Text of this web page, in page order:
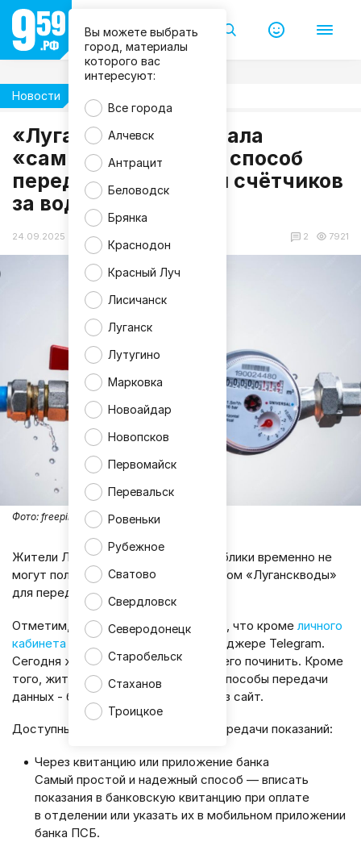
Вы можете выбрать
город, материалы
которого вас
интересуют:
Все города
Алчевск
Антрацит
Беловодск
Брянка
Краснодон
Красный Луч
Лисичанск
Луганск
Лутугино
Марковка
Новоайдар
Новопсков
Первомайск
Перевальск
Ровеньки
Рубежное
Сватово
Свердловск
Северодонецк
Старобельск
Стаханов
Троицкое
Новости
«Лугансквода» назвала
«самый надёжный» способ
передачи показаний счётчиков
за воду
24.09.2025 13:05 2 7921
Фото: freepik
Жители Луганской Народной Республики временно не
могут пользоваться личным кабинетом «Луганскводы»
для передачи данных счётчиков.
Отметим, что вчера стало известно, что кроме личного
кабинета
не работал и бот в мессенджере Telegram.
Сегодня же специалистам удалось его починить. Кроме
того, жителям напомнили и другие способы передачи
данных - более надёжные, чем через сайт.
Доступные следующие варианты передачи показаний:
Через квитанцию или приложение банка
Самый простой и надежный способ — вписать
показания в банковскую квитанцию при оплате
в отделении или указать их в мобильном приложении
банка ПСБ.